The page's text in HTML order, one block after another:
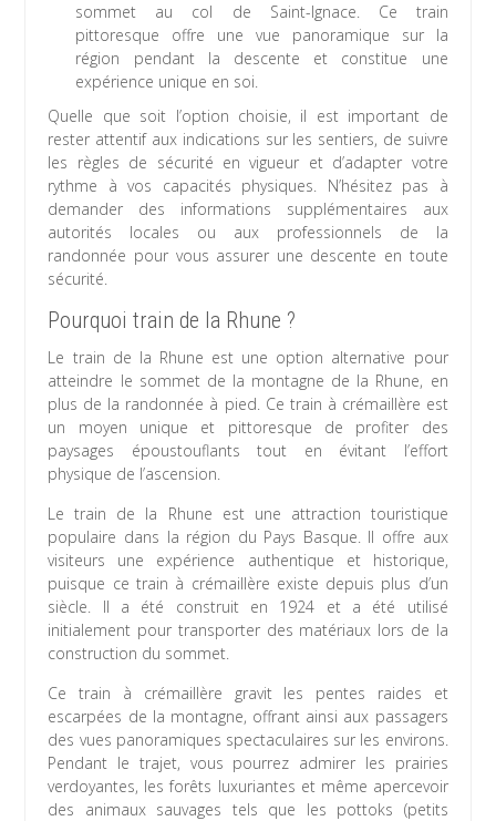
sommet au col de Saint-Ignace. Ce train
pittoresque offre une vue panoramique sur la
région pendant la descente et constitue une
expérience unique en soi.
Quelle que soit l’option choisie, il est important de
rester attentif aux indications sur les sentiers, de suivre
les règles de sécurité en vigueur et d’adapter votre
rythme à vos capacités physiques. N’hésitez pas à
demander des informations supplémentaires aux
autorités locales ou aux professionnels de la
randonnée pour vous assurer une descente en toute
sécurité.
Pourquoi train de la Rhune ?
Le train de la Rhune est une option alternative pour
atteindre le sommet de la montagne de la Rhune, en
plus de la randonnée à pied. Ce train à crémaillère est
un moyen unique et pittoresque de profiter des
paysages époustouflants tout en évitant l’effort
physique de l’ascension.
Le train de la Rhune est une attraction touristique
populaire dans la région du Pays Basque. Il offre aux
visiteurs une expérience authentique et historique,
puisque ce train à crémaillère existe depuis plus d’un
siècle. Il a été construit en 1924 et a été utilisé
initialement pour transporter des matériaux lors de la
construction du sommet.
Ce train à crémaillère gravit les pentes raides et
escarpées de la montagne, offrant ainsi aux passagers
des vues panoramiques spectaculaires sur les environs.
Pendant le trajet, vous pourrez admirer les prairies
verdoyantes, les forêts luxuriantes et même apercevoir
des animaux sauvages tels que les pottoks (petits